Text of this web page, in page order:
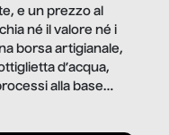
e un prezzo al
né il valore né i
borsa artigianale,
d’acqua,
alla base